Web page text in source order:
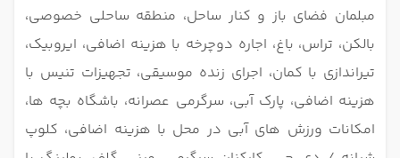
مبلمان فضای باز و کنار ساحل، منطقه ساحلی خصوصی،
بالکن، تراس، باغ، اجاره دوچرخه با هزینه اضافی، ایروبیک،
تیراندازی با کمان، اجرای زنده موسیقی، تجهیزات تنیس با
هزینه اضافی، پارک آبی، سرگرمی عصرانه، باشگاه بچه ها،
امکانات ورزش های آبی در محل با هزینه اضافی، کلوپ